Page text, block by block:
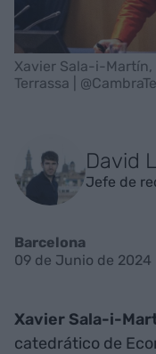
Xavier Sala-i-Martín,
Terrassa |
David
Jefe de
Barcelona
09 de Junio de
Xavier Sala-i-
catedrático de